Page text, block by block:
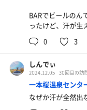
BARでビールのん
ったけど、汗が生
0
3
しんでぃ
2024.12.05 30回目の訪
一本桜温泉センタ
なぜか汗が全然出